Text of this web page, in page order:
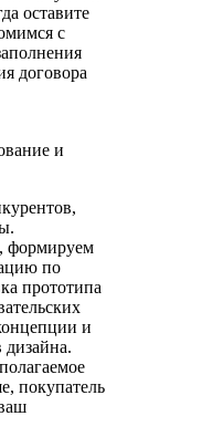
оставите
с
договора
и
формируем
по
прототипа
и
дизайна.
покупатель